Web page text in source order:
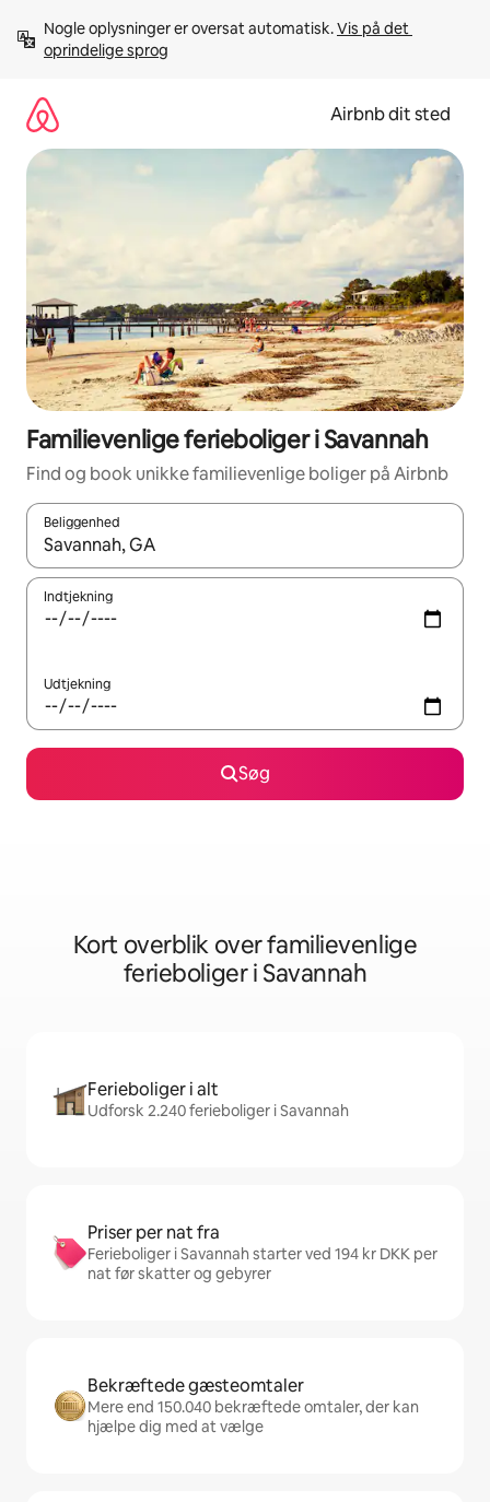
videre
Nogle oplysninger er oversat automatisk. Vis på det
oprindelige sprog
Airbnb dit sted
Familievenlige ferieboliger i Savannah
Find og book unikke familievenlige boliger på Airbnb
Beliggenhed
Når resultaterne er tilgængelige, skal du navigere med
Indtjekning
Udtjekning
Søg
Kort overblik over familievenlige
ferieboliger i Savannah
Ferieboliger i alt
Udforsk 2.240 ferieboliger i Savannah
Priser per nat fra
Ferieboliger i Savannah starter ved 194 kr DKK per
nat før skatter og gebyrer
Bekræftede gæsteomtaler
Mere end 150.040 bekræftede omtaler, der kan
hjælpe dig med at vælge